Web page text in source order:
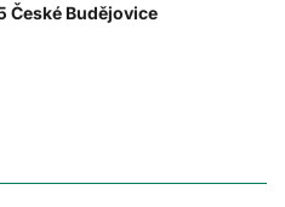
České Budějovice